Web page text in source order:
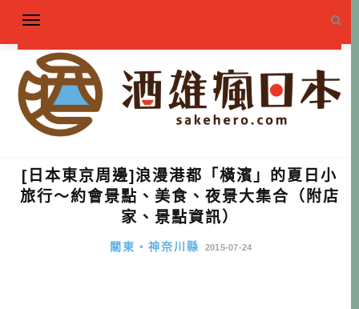
[日本東京周邊]浪漫港都「橫濱」的夏日小
旅行～約會景點、美食、夜景大集合（附店
家、景點資訊）
關東・神奈川縣 2015-07-24